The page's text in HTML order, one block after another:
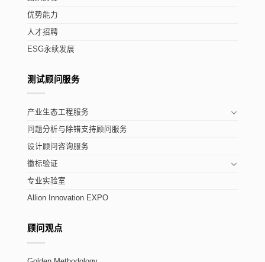
优势能力
人才招聘
ESG永续发展
测试顾问服务
产业生态工程服务
问题分析与除错支持顾问服务
设计顾问咨询服务
徽标验证
专业实验室
Allion Innovation EXPO
顾问观点